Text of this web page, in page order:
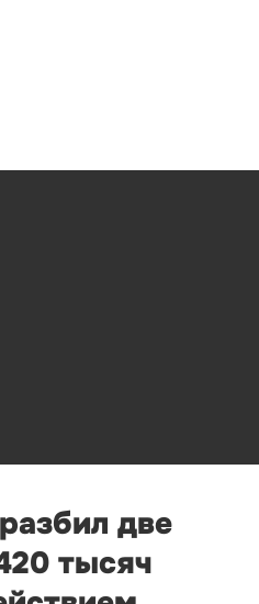
две
тысяч